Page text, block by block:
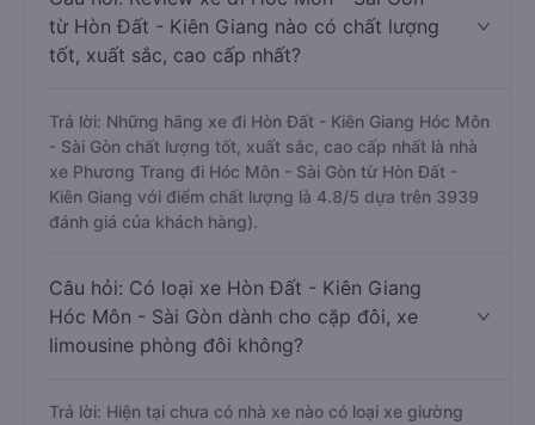
từ Hòn Đất - Kiên Giang nào có chất lượng
tốt, xuất sắc, cao cấp nhất?
Trả lời: Những hãng xe đi Hòn Đất - Kiên Giang Hóc Môn
- Sài Gòn chất lượng tốt, xuất sắc, cao cấp nhất là nhà
xe Phương Trang đi Hóc Môn - Sài Gòn từ Hòn Đất -
Kiên Giang với điểm chất lượng là 4.8/5 dựa trên 3939
đánh giá của khách hàng).
Câu hỏi: Có loại xe Hòn Đất - Kiên Giang
Hóc Môn - Sài Gòn dành cho cặp đôi, xe
limousine phòng đôi không?
Trả lời: Hiện tại chưa có nhà xe nào có loại xe giường